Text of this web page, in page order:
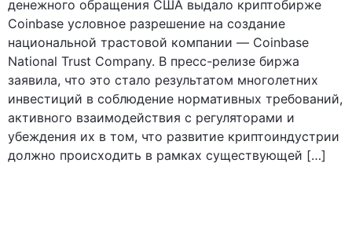
денежного обращения США выдало криптобирже
Coinbase условное разрешение на создание
национальной трастовой компании — Coinbase
National Trust Company. В пресс-релизе биржа
заявила, что это стало результатом многолетних
инвестиций в соблюдение нормативных требований,
активного взаимодействия с регуляторами и
убеждения их в том, что развитие криптоиндустрии
должно происходить в рамках существующей […]